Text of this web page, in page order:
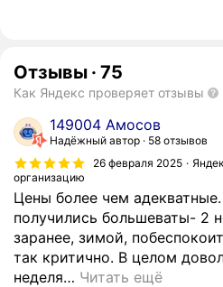
Отзывы · 75
Как Яндекс проверяет отзывы
149004 Амосов
Надёжный автор
58 отзывов
26 февраля 2025
организацию
Цены более чем
получились большеваты- 2
заранее, зимой,
так критично. В целом
неделя… Читать ещё